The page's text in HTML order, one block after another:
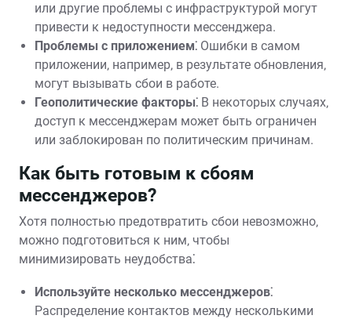
или другие проблемы с инфраструктурой могут
привести к недоступности мессенджера.
Проблемы с приложением⁚ Ошибки в самом
приложении‚ например‚ в результате обновления‚
могут вызывать сбои в работе.
Геополитические факторы⁚ В некоторых случаях‚
доступ к мессенджерам может быть ограничен
или заблокирован по политическим причинам.
Как быть готовым к сбоям
мессенджеров?
Хотя полностью предотвратить сбои невозможно‚
можно подготовиться к ним‚ чтобы
минимизировать неудобства⁚
Используйте несколько мессенджеров⁚
Распределение контактов между несколькими